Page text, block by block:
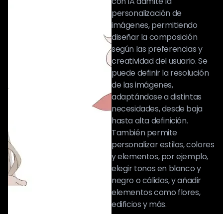
personalización de
imágenes, permitiendo
diseñar la composición
según las preferencias y
creatividad del usuario. Se
puede definir la resolución
de las imágenes,
adaptándose a distintas
necesidades, desde baja
hasta alta definición.
También permite
personalizar estilos, colores
y elementos, por ejemplo,
elegir tonos en blanco y
negro o cálidos, y añadir
elementos como flores,
edificios y más.